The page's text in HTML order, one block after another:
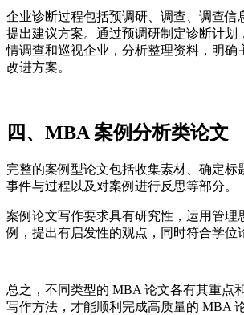
企业诊断过程包括预调研、调查、调查信
提出建议方案。通过预调研制定诊断计划
情调查和巡视企业，分析整理资料，明确
改进方案。
四、MBA 案例分析类论文
完整的案例型论文包括收集素材、确定标
事件与过程以及对案例进行反思等部分。
案例论文写作要求具有研究性，运用管理
例，提出有启发性的观点，同时符合学位
总之，不同类型的 MBA 论文各有其重点
写作方法，才能顺利完成高质量的 MBA